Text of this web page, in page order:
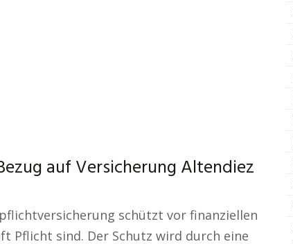
auf Versicherung Altendiez
schützt vor finanziellen
Pflicht sind. Der Schutz wird durch eine